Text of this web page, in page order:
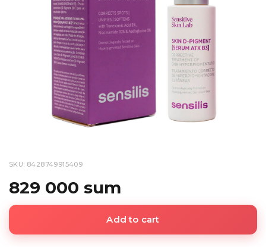
SKU: 8428749915409
829 000 sum
Add to cart